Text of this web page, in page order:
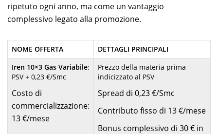
ripetuto ogni anno, ma come un vantaggio
complessivo legato alla promozione.
NOME OFFERTA
DETTAGLI PRINCIPALI
Iren 10×3 Gas Variabile:
PSV + 0,23 €/Smc
Costo di
commercializzazione:
13 €/mese
Prezzo della materia prima
indicizzato al PSV
Spread di 0,23 €/Smc
Contributo fisso di 13 €/mese
Bonus complessivo di 30 € in